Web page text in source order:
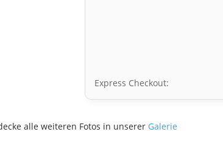
Express Checkout:
alle weiteren Fotos in unserer Galerie